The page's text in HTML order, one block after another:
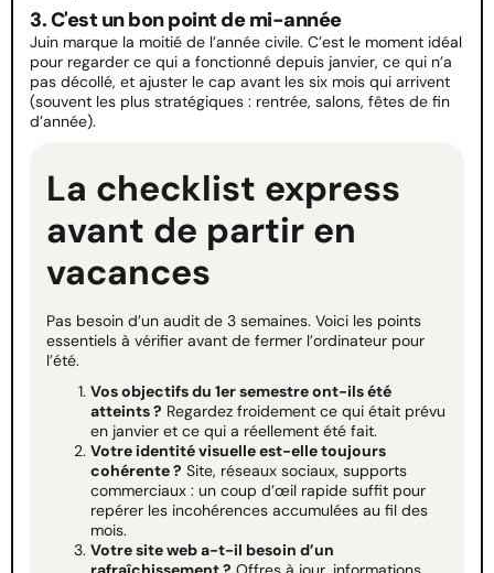
3. C'est un bon point de mi-année
Juin marque la moitié de l’année civile. C’est le moment idéal
pour regarder ce qui a fonctionné depuis janvier, ce qui n’a
pas décollé, et ajuster le cap avant les six mois qui arrivent
(souvent les plus stratégiques : rentrée, salons, fêtes de fin
d’année).
La checklist express
avant de partir en
vacances
Pas besoin d’un audit de 3 semaines. Voici les points
essentiels à vérifier avant de fermer l’ordinateur pour
l’été.
Vos objectifs du 1er semestre ont-ils été
atteints ? Regardez froidement ce qui était prévu
en janvier et ce qui a réellement été fait.
Votre identité visuelle est-elle toujours
cohérente ? Site, réseaux sociaux, supports
commerciaux : un coup d’œil rapide suffit pour
repérer les incohérences accumulées au fil des
mois.
Votre site web a-t-il besoin d’un